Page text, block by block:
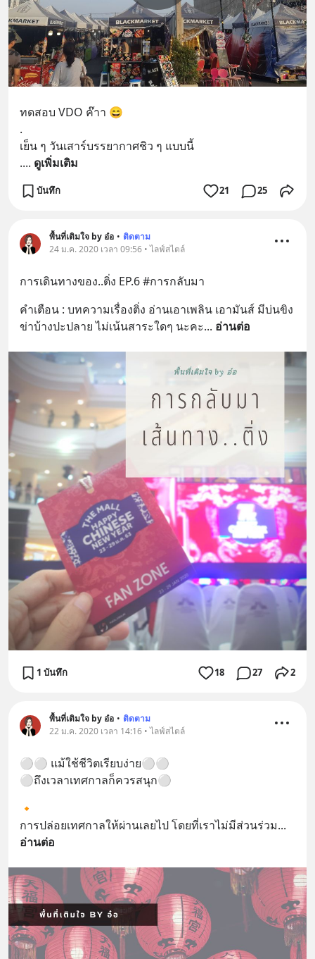
ทดสอบ VDO ค๊าา 😄
.
เย็น ๆ วันเสาร์บรรยากาศชิว ๆ แบบนี้
.... ดูเพิ่มเติม
บันทึก 21 25
พื้นที่เติมใจ by อ๋อ • ติดตาม
24 ม.ค. 2020 เวลา 09:56 • ไลฟ์สไตล์
การเดินทางของ..ติ่ง EP.6 #การกลับมา
คำเตือน : บทความเรื่องติ่ง อ่านเอาเพลิน เอามันส์ มีบ่นขิง
ข่าบ้างปะปลาย ไม่เน้นสาระใดๆ นะคะ... อ่านต่อ
1 บันทึก 18 27 2
พื้นที่เติมใจ by อ๋อ • ติดตาม
22 ม.ค. 2020 เวลา 14:16 • ไลฟ์สไตล์
⚪⚪ แม้ใช้ชีวิตเรียบง่าย⚪⚪
⚪ถึงเวลาเทศกาลก็ควรสนุก⚪
🔸️
การปล่อยเทศกาลให้ผ่านเลยไป โดยที่เราไม่มีส่วนร่วม
อ่านต่อ